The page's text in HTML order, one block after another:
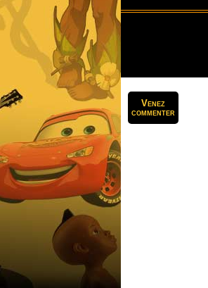
Venez
commenter